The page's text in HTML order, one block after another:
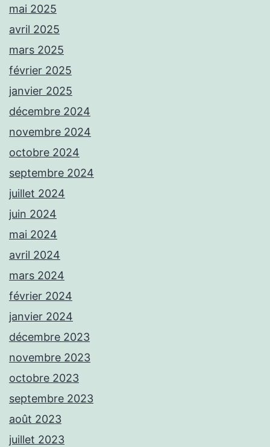
mai 2025
avril 2025
mars 2025
février 2025
janvier 2025
décembre 2024
novembre 2024
octobre 2024
septembre 2024
juillet 2024
juin 2024
mai 2024
avril 2024
mars 2024
février 2024
janvier 2024
décembre 2023
novembre 2023
octobre 2023
septembre 2023
août 2023
juillet 2023